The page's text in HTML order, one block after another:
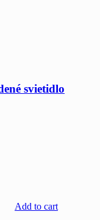
svietidlo
Add to cart